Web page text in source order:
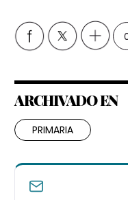
ARCHIVADO EN
PRIMARIA